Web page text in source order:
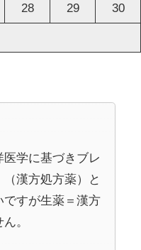
28 29 30
医学に基づきブレ
漢方処方薬）と
すが生薬＝漢方
。